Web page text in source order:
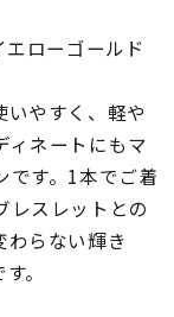
ローゴールド
いやすく、軽や
ィネートにもマ
です。1本でご着
レスレットとの
わらない輝き
。